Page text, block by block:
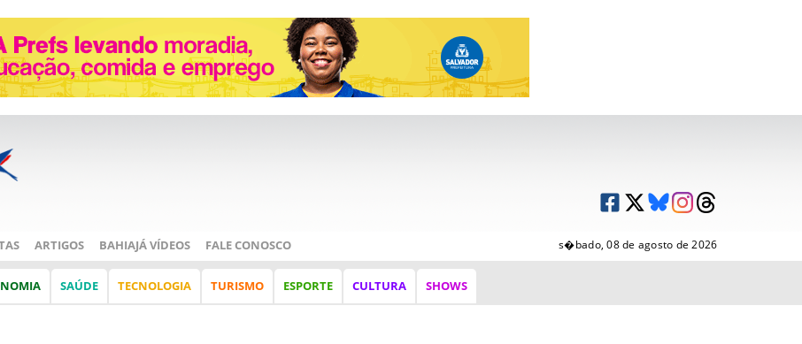
ARTIGOS BAHIAJÁ VÍDEOS FALE CONOSCO s�bado, 08 de agosto de 2026
SAÚDE TECNOLOGIA TURISMO ESPORTE CULTURA SHOWS